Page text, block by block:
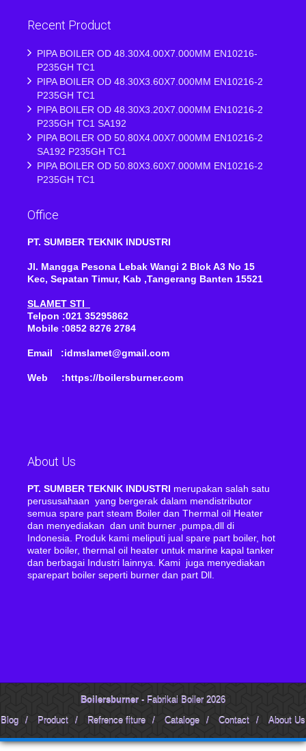
Recent Product
PIPA BOILER OD 48.30X4.00X7.000MM EN10216-
P235GH TC1
PIPA BOILER OD 48.30X3.60X7.000MM EN10216-2
P235GH TC1
PIPA BOILER OD 48.30X3.20X7.000MM EN10216-2
P235GH TC1 SA192
PIPA BOILER OD 50.80X4.00X7.000MM EN10216-2
SA192 P235GH TC1
PIPA BOILER OD 50.80X3.60X7.000MM EN10216-2
P235GH TC1
Office
PT. SUMBER TEKNIK INDUSTRI
Jl. Mangga Pesona Lebak Wangi 2 Blok A3 No 15
Kec, Sepatan Timur, Kab ,Tangerang Banten 15521
SLAMET STI
Telpon :021 35295862
Mobile :0852 8276 2784
Email :idmslamet@gmail.com
Web :https://boilersburner.com
About Us
PT. SUMBER TEKNIK INDUSTRI merupakan salah satu
perususahaan yang bergerak dalam mendistributor
semua spare part steam Boiler dan Thermal oil Heater
dan menyediakan dan unit burner ,pumpa,dll di
Indonesia. Produk kami meliputi jual spare part boiler, hot
water boiler, thermal oil heater untuk marine kapal tanker
dan berbagai Industri lainnya. Kami juga menyediakan
sparepart boiler seperti burner dan part Dll.
Boilersburner - Fabrikai Boiler 2026
Blog
/ Product / Refrence fiture / Cataloge / Contact / About Us